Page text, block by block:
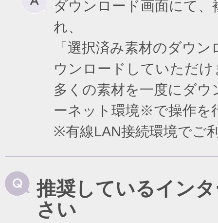
ダウンロード画面にて
れ、
「選択済み素材のダウ
ウンロードしていただけ
多くの素材を一度にダ
ーネット環境※で操作を
※有線LAN接続環境でご
推奨しているイン
さい